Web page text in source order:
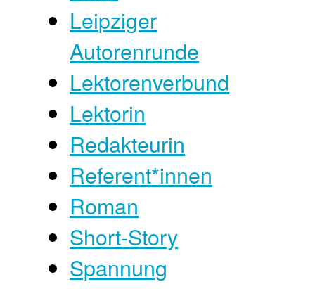
Leipziger
Autorenrunde
Lektorenverbund
Lektorin
Redakteurin
Referent*innen
Roman
Short-Story
Spannung